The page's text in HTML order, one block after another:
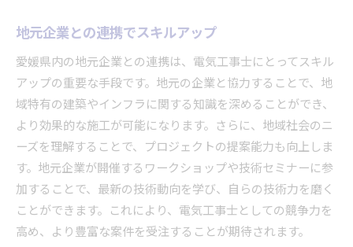
地元企業との連携でスキルアップ
愛媛県内の地元企業との連携は、電気工事士にとってスキル
アップの重要な手段です。地元の企業と協力することで、地
域特有の建築やインフラに関する知識を深めることができ、
より効果的な施工が可能になります。さらに、地域社会のニ
ーズを理解することで、プロジェクトの提案能力も向上しま
す。地元企業が開催するワークショップや技術セミナーに参
加することで、最新の技術動向を学び、自らの技術力を磨く
ことができます。これにより、電気工事士としての競争力を
高め、より豊富な案件を受注することが期待されます。